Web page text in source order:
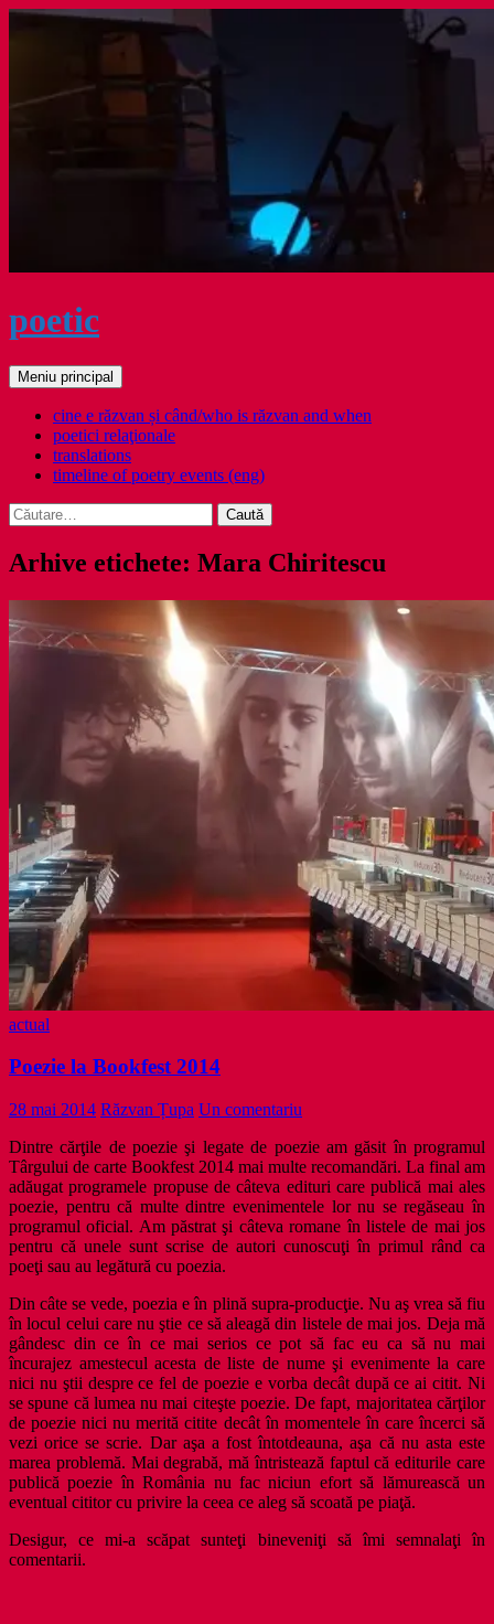
Sari
poetic
Caută
Meniu principal
cine e răzvan și când/who is răzvan and when
poetici relaţionale
translations
timeline of poetry events (eng)
Caută
după:
Arhive etichete: Mara Chiritescu
actual
Poezie la Bookfest 2014
28 mai 2014 Răzvan Țupa Un comentariu
Dintre cărţile de poezie şi legate de poezie am găsit în programul
Târgului de carte Bookfest 2014 mai multe recomandări. La final am
adăugat programele propuse de câteva edituri care publică mai ales
poezie, pentru că multe dintre evenimentele lor nu se regăseau în
programul oficial. Am păstrat şi câteva romane în listele de mai jos
pentru că unele sunt scrise de autori cunoscuţi în primul rând ca
poeţi sau au legătură cu poezia.
Din câte se vede, poezia e în plină supra-producţie. Nu aş vrea să fiu
în locul celui care nu ştie ce să aleagă din listele de mai jos. Deja mă
gândesc din ce în ce mai serios ce pot să fac eu ca să nu mai
încurajez amestecul acesta de liste de nume şi evenimente la care
nici nu ştii despre ce fel de poezie e vorba decât după ce ai citit. Ni
se spune că lumea nu mai citeşte poezie. De fapt, majoritatea cărţilor
de poezie nici nu merită citite decât în momentele în care încerci să
vezi orice se scrie. Dar aşa a fost întotdeauna, aşa că nu asta este
marea problemă. Mai degrabă, mă întristează faptul că editurile care
publică poezie în România nu fac niciun efort să lămurească un
eventual cititor cu privire la ceea ce aleg să scoată pe piaţă.
Desigur, ce mi-a scăpat sunteţi bineveniţi să îmi semnalaţi în
comentarii.